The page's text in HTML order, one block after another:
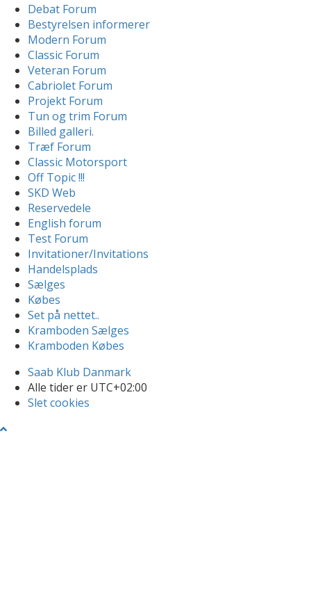
Debat Forum
Bestyrelsen informerer
Modern Forum
Classic Forum
Veteran Forum
Cabriolet Forum
Projekt Forum
Tun og trim Forum
Billed galleri.
Træf Forum
Classic Motorsport
Off Topic !!!
SKD Web
Reservedele
English forum
Test Forum
Invitationer/Invitations
Handelsplads
Sælges
Købes
Set på nettet..
Kramboden Sælges
Kramboden Købes
Saab Klub Danmark
Alle tider er UTC+02:00
Slet cookies